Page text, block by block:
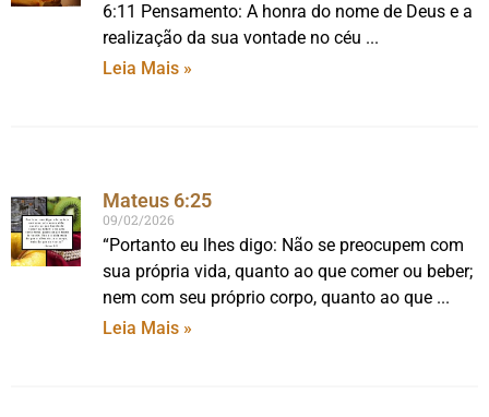
6:11 Pensamento: A honra do nome de Deus e a
realização da sua vontade no céu
Leia Mais »
Mateus 6:25
09/02/2026
“Portanto eu lhes digo: Não se preocupem com
sua própria vida, quanto ao que comer ou beber;
nem com seu próprio corpo, quanto ao que
Leia Mais »